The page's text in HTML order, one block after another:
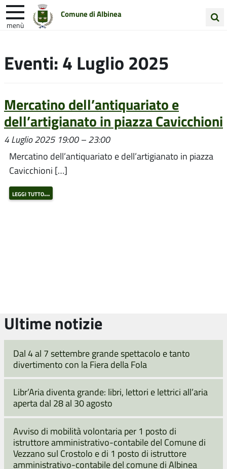
Comune di Albinea
menù
sito
Unione Colline Matildiche
Eventi: 4 Luglio 2025
Mercatino dell’antiquariato e
dell’artigianato in piazza Cavicchioni
4 Luglio 2025 19:00– 23:00
Mercatino dell’antiquariato e dell’artigianato in piazza
Cavicchioni […]
leggi tutto…
Ultime notizie
Dal 4 al 7 settembre grande spettacolo e tanto
divertimento con la Fiera della Fola
Libr’Aria diventa grande: libri, lettori e lettrici all’aria
aperta dal 28 al 30 agosto
Avviso di mobilità volontaria per 1 posto di
istruttore amministrativo-contabile del Comune di
Vezzano sul Crostolo e di 1 posto di istruttore
amministrativo-contabile del comune di Albinea